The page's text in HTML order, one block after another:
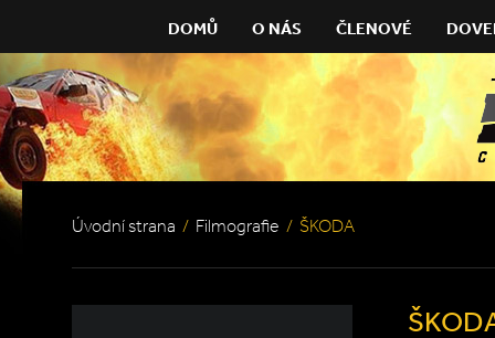
DOMŮ O NÁS ČLENOVÉ
Úvodní strana / Filmografie / ŠKODA